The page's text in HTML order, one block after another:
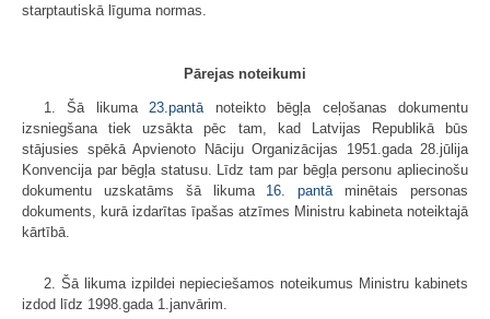
starptautiskā līguma normas.
Pārejas noteikumi
1. Šā likuma 23.pantā noteikto bēgļa ceļošanas dokumentu
izsniegšana tiek uzsākta pēc tam, kad Latvijas Republikā būs
stājusies spēkā Apvienoto Nāciju Organizācijas 1951.gada 28.jūlija
Konvencija par bēgļa statusu. Līdz tam par bēgļa personu apliecinošu
dokumentu uzskatāms šā likuma 16. pantā minētais personas
dokuments, kurā izdarītas īpašas atzīmes Ministru kabineta noteiktajā
kārtībā.
2. Šā likuma izpildei nepieciešamos noteikumus Ministru kabinets
izdod līdz 1998.gada 1.janvārim.